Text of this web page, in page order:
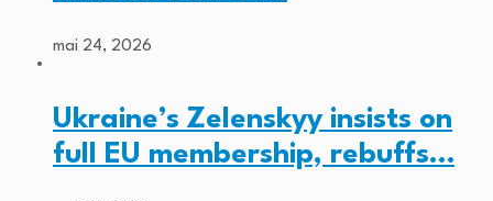
mai 24, 2026
Ukraine’s Zelenskyy insists on
full EU membership, rebuffs…